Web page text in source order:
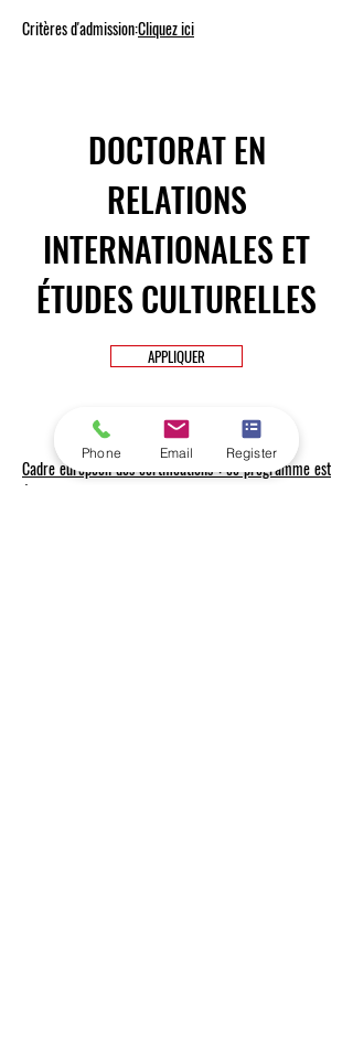
Critères d'admission:Cliquez ici
DOCTORAT EN
RELATIONS
INTERNATIONALES ET
ÉTUDES CULTURELLES
APPLIQUER
Cadre européen des certifications : ce programme est
équivalent au niveau 8 du CEC
Phone Email Register